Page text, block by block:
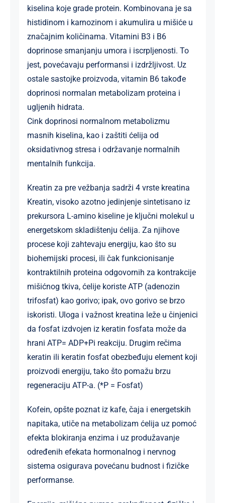
kiselina koje grade protein. Kombinovana je sa
histidinom i karnozinom i akumulira u mišiće u
značajnim količinama. Vitamini B3 i B6
doprinose smanjanju umora i iscrpljenosti. To
jest, povećavaju performansi i izdržljivost. Uz
ostale sastojke proizvoda, vitamin B6 takođe
doprinosi normalan metabolizam proteina i
ugljenih hidrata.
Cink doprinosi normalnom metabolizmu
masnih kiselina, kao i zaštiti ćelija od
oksidativnog stresa i održavanje normalnih
mentalnih funkcija.
Kreatin za pre vežbanja sadrži 4 vrste kreatina
Kreatin, visoko azotno jedinjenje sintetisano iz
prekursora L-amino kiseline je ključni molekul u
energetskom skladištenju ćelija. Za njihove
procese koji zahtevaju energiju, kao što su
biohemijski procesi, ili čak funkcionisanje
kontraktilnih proteina odgovornih za kontrakcije
mišićnog tkiva, ćelije koriste ATP (adenozin
trifosfat) kao gorivo; ipak, ovo gorivo se brzo
iskoristi. Uloga i važnost kreatina leže u činjenici
da fosfat izdvojen iz keratin fosfata može da
hrani ATP= ADP+Pi reakciju. Drugim rečima
keratin ili keratin fosfat obezbeđuju element koji
proizvodi energiju, tako što pomažu brzu
regeneraciju ATP-a. (*P = Fosfat)
Kofein, opšte poznat iz kafe, čaja i energetskih
napitaka, utiče na metabolizam ćelija uz pomoć
efekta blokiranja enzima i uz produžavanje
određenih efekata hormonalnog i nervnog
sistema osigurava povećanu budnost i fizičke
performanse.